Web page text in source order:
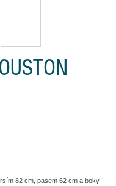
82 cm, pasem 62 cm a boky